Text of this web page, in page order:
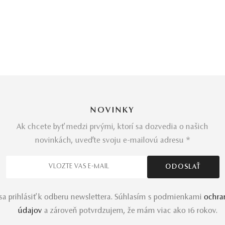
NOVINKY
Ak chcete byť medzi prvými, ktorí sa dozvedia o našich
novinkách, uveďte svoju e-mailovú adresu *
prihlásiť k odberu newslettera. Súhlasím s podmienkami
údajov a zároveň potvrdzujem, že mám viac ako 16 rokov.